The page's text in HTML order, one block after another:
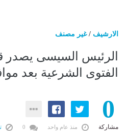
الارشيف /غير مصنف
الرئيس السيسى يصدر
الفتوى الشرعية بعد
0
مشاركة منذ عام واحد